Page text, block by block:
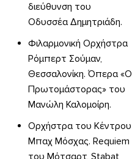
διεύθυνση του
Οδυσσέα Δημητριάδη.
Φιλαρμονική Ορχήστρα
Ρόμπερτ Σούμαν,
Θεσσαλονίκη. Όπερα «Ο
Πρωτομάστορας» του
Μανώλη Καλομοίρη.
Ορχήστρα του Κέντρου
Μπαχ Μόσχας. Requiem